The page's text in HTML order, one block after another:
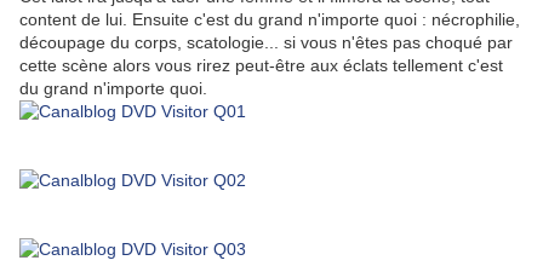
content de lui. Ensuite c'est du grand n'importe quoi : nécrophilie,
découpage du corps, scatologie... si vous n'êtes pas choqué par
cette scène alors vous rirez peut-être aux éclats tellement c'est
du grand n'importe quoi.